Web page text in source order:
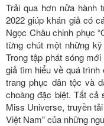
Trải qua hơn nửa hành
2022 giúp khán giả có
Ngọc Châu chinh phục
từng chút một những
Trong tập phát sóng
giả tìm hiểu về quá
trang phục dân tộc và
choàng đặc biệt. Tất cả
Miss Universe, truyền
Việt Nam” của những